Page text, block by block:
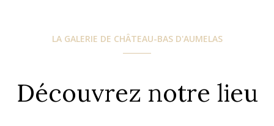
LA GALERIE DE CHÂTEAU-BAS D'AUMELAS
Découvrez notre lieu